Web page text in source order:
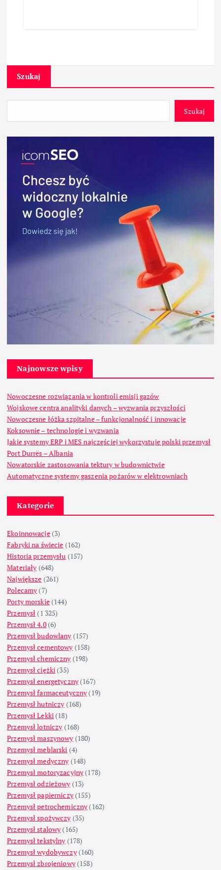
Szukaj
Szukaj
Najnowsze wpisy
Nowoczesne rozwiązania w kontroli emisji gazów
Wojskowe centra analityki danych – wyzwania przyszłości
Nowoczesne łóżka szpitalne – funkcjonalność i innowacje
Koksownie – technologie i wyzwania
Jakie systemy ERP i MES najczęściej wykorzystuje polski przemysł
Port Durrës – Albania
Nowatorskie zastosowania tektury w budownictwie
Automatyczne systemy gaszenia pożarów w elektrowniach
Kategorie
Ekoinnowacje(3)
Fabryki na świecie (162)
Historia przemysłu (157)
Materiały (648)
Największe (261)
Polecamy (7)
Porty morskie(144)
Przemysł (1 325)
Przemysł 4.0(6)
Przemysł budowlany (157)
Przemysł cementowy (158)
Przemysł chemiczny (198)
Przemysł ciężki (35)
Przemysł energetyczny (167)
Przemysł farmaceutyczny (19)
Przemysł hutniczy (168)
Przemysł Lekki (18)
Przemysł lotniczy (168)
Przemysł maszynowy (180)
Przemysł meblarski (4)
Przemysł medyczny (148)
Przemysł motoryzacyjny (178)
Przemysł odzieżowy (13)
Przemysł papierniczy(155)
Przemysł petrochemiczny (162)
Przemysł spożywczy (35)
Przemysł stalowy (165)
Przemysł tekstylny (178)
Przemysł wydobywczy(160)
Przemysł zbrojeniowy(158)